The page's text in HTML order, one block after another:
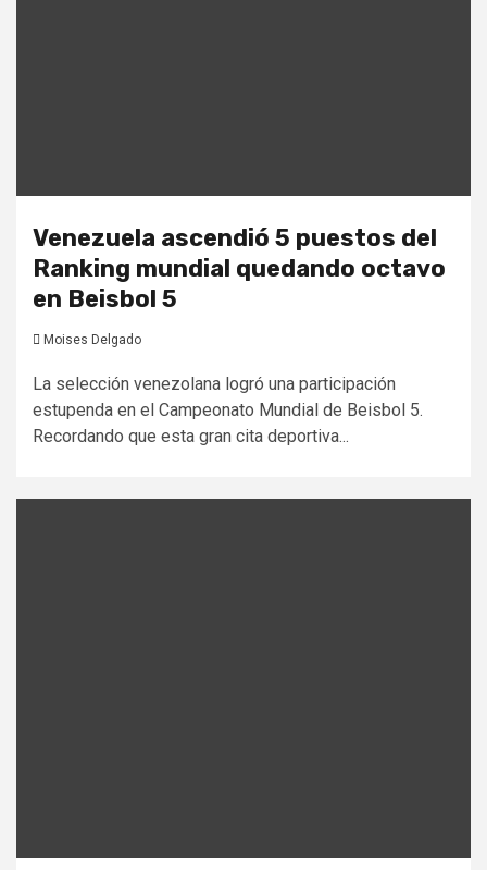
Venezuela ascendió 5 puestos del
Ranking mundial quedando octavo
en Beisbol 5
Moises Delgado
La selección venezolana logró una participación
estupenda en el Campeonato Mundial de Beisbol 5.
Recordando que esta gran cita deportiva...